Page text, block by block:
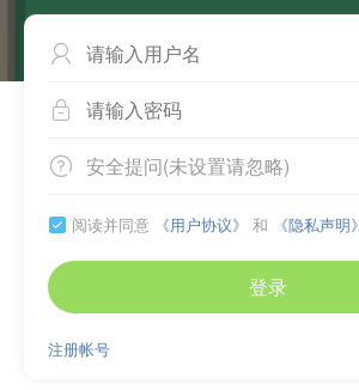


 安全提问(未设置请忽略)
 阅读并同意 《用户协议》 和 《隐私声明》
登录
注册帐号